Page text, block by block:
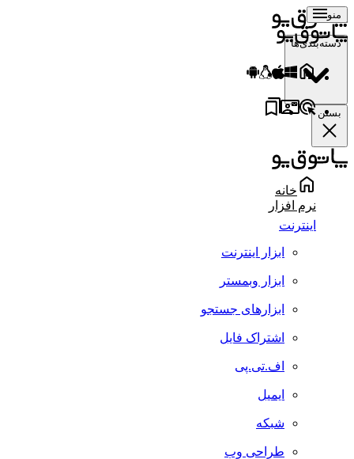
منو
دسته‌بندی‌ها
بستن
خانه
نرم افزار
اینترنت
ابزار اینترنت
ابزار وبمستر
ابزارهای جستجو
اشتراک فایل
اف.تی.پی
ایمیل
شبکه
طراحی وب